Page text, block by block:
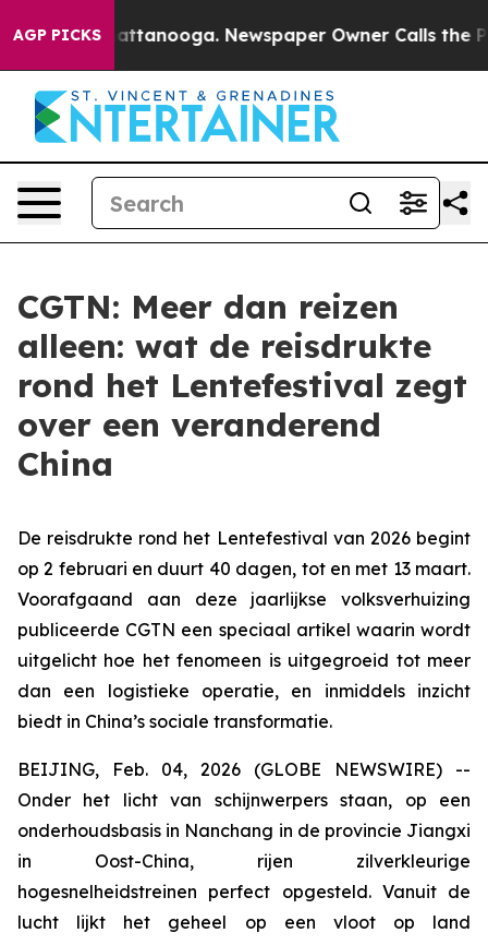
AGP PICKS
in Chattanooga. Newspaper Owner Calls the
CGTN: Meer dan reizen
alleen: wat de reisdrukte
rond het Lentefestival zegt
over een veranderend
China
De reisdrukte rond het Lentefestival van 2026 begint
op 2 februari en duurt 40 dagen, tot en met 13 maart.
Voorafgaand aan deze jaarlijkse volksverhuizing
publiceerde CGTN een speciaal artikel waarin wordt
uitgelicht hoe het fenomeen is uitgegroeid tot meer
dan een logistieke operatie, en inmiddels inzicht
biedt in China’s sociale transformatie.
BEIJING, Feb. 04, 2026 (GLOBE NEWSWIRE) --
Onder het licht van schijnwerpers staan, op een
onderhoudsbasis in Nanchang in de provincie Jiangxi
in Oost-China, ​​rijen zilverkleurige
hogesnelheidstreinen perfect opgesteld. Vanuit de
lucht lijkt het geheel op een vloot op land